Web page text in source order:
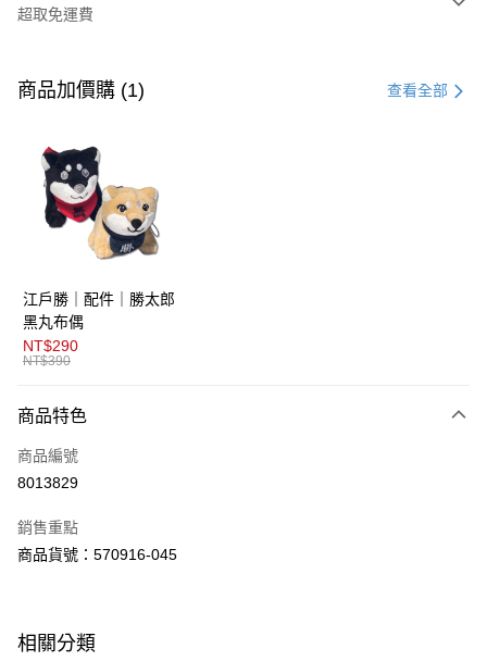
超取免運費
信用卡一次付款
LINE Pay
AFTEE先享後付
【關於「AFTEE先享後付」】
便利好安心！
１．簡單：不需註冊會員、不需綁卡、不需儲值。
２．便利：只要手機號碼，簡訊認證，即可結帳。
３．安心：先確認商品／服務後，再付款。
１．於結帳方式選擇「AFTEE先享後付」後，將跳轉至「AFTEE先享後付」
２．訂單成立數日內，您將收到繳費通知簡訊。
３．收到繳費通知簡訊後14天內，點擊此簡訊中的連結，可透過四大超商／
購買商品的店家。未經商家同意取消之訂單仍視為有效，需透過AFTEE先享
後付繳納相關費用。
【注意事項】
運送方式
全家取貨付款
免運費
免運費
7-11取貨付款
商品加價購 (1) 查看全部
江戶勝｜配件｜勝太郎
黑丸布偶
NT$290
NT$390
商品特色
商品編號
8013829
銷售重點
商品貨號：570916-045
相關分類